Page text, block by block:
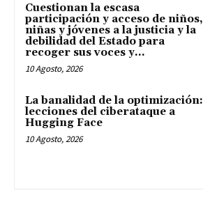
Cuestionan la escasa
participación y acceso de niños,
niñas y jóvenes a la justicia y la
debilidad del Estado para
recoger sus voces y...
10 Agosto, 2026
La banalidad de la optimización:
lecciones del ciberataque a
Hugging Face
10 Agosto, 2026